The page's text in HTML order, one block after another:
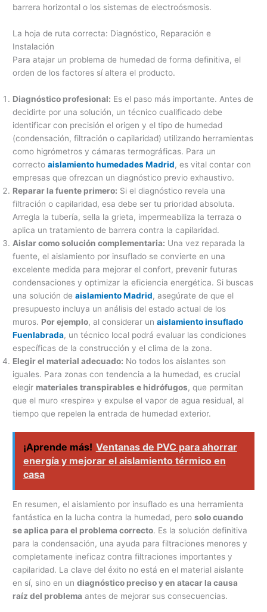
barrera horizontal o los sistemas de electroósmosis.
La hoja de ruta correcta: Diagnóstico, Reparación e
Instalación
Para atajar un problema de humedad de forma definitiva, el
orden de los factores sí altera el producto.
Diagnóstico profesional: Es el paso más importante. Antes de
decidirte por una solución, un técnico cualificado debe
identificar con precisión el origen y el tipo de humedad
(condensación, filtración o capilaridad) utilizando herramientas
como higrómetros y cámaras termográficas. Para un
correctoaislamiento humedades Madrid, es vital contar con
empresas que ofrezcan un diagnóstico previo exhaustivo.
Reparar la fuente primero: Si el diagnóstico revela una
filtración o capilaridad, esa debe ser tu prioridad absoluta.
Arregla la tubería, sella la grieta, impermeabiliza la terraza o
aplica un tratamiento de barrera contra la capilaridad.
Aislar como solución complementaria: Una vez reparada la
fuente, el aislamiento por insuflado se convierte en una
excelente medida para mejorar el confort, prevenir futuras
condensaciones y optimizar la eficiencia energética. Si buscas
una solución deaislamiento Madrid, asegúrate de que el
presupuesto incluya un análisis del estado actual de los
muros. Por ejemplo, al considerar unaislamiento insuflado
Fuenlabrada, un técnico local podrá evaluar las condiciones
específicas de la construcción y el clima de la zona.
Elegir el material adecuado: No todos los aislantes son
iguales. Para zonas con tendencia a la humedad, es crucial
elegir materiales transpirables e hidrófugos, que permitan
que el muro «respire» y expulse el vapor de agua residual, al
tiempo que repelen la entrada de humedad exterior.
¡Aprende más! Ventanas de PVC para ahorrar
energía y mejorar el aislamiento térmico en
casa
En resumen, el aislamiento por insuflado es una herramienta
fantástica en la lucha contra la humedad, perosolo cuando
se aplica para el problema correcto. Es la solución definitiva
para la condensación, una ayuda para filtraciones menores y
completamente ineficaz contra filtraciones importantes y
capilaridad. La clave del éxito no está en el material aislante
en sí, sino en undiagnóstico preciso y en atacar la causa
raíz del problema antes de mejorar sus consecuencias.